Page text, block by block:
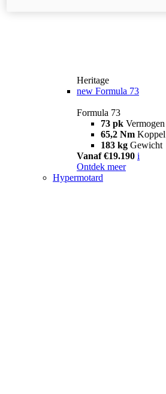
Heritage
new Formula 73
Formula 73
73 pk Vermogen
65,2 Nm Koppel
183 kg Gewicht
Vanaf €19.190 i
Ontdek meer
Hypermotard